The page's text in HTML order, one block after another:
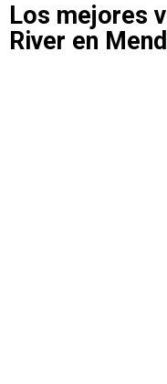
Los mejores
River en